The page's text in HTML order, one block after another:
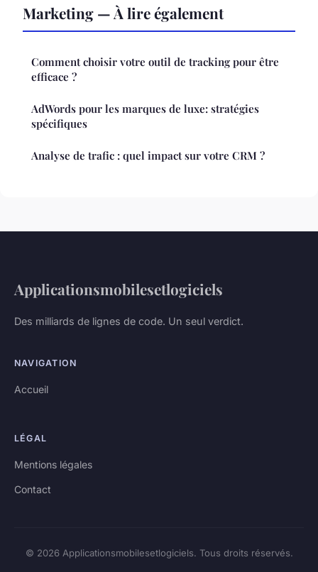
Marketing — À lire également
Comment choisir votre outil de tracking pour être
efficace ?
AdWords pour les marques de luxe: stratégies
spécifiques
Analyse de trafic : quel impact sur votre CRM ?
Applicationsmobilesetlogiciels
Des milliards de lignes de code. Un seul verdict.
NAVIGATION
Accueil
LÉGAL
Mentions légales
Contact
© 2026 Applicationsmobilesetlogiciels. Tous droits réservés.